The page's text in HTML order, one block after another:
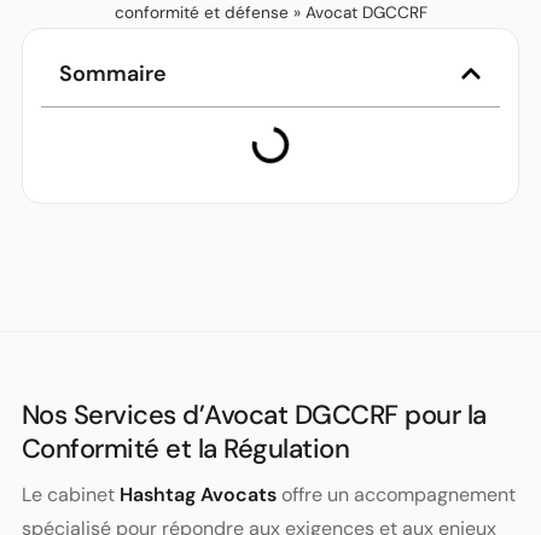
conformité et défense » Avocat DGCCRF
Sommaire
Nos Services d’Avocat DGCCRF pour la
Conformité et la Régulation
Le cabinet Hashtag Avocatsoffre un accompagnement
spécialisé pour répondre aux exigences et aux enjeux